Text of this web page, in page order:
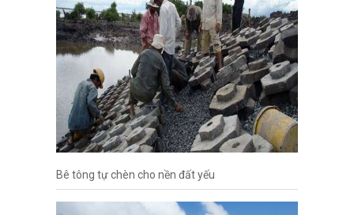
Bê tông tự chèn cho nền đất yếu